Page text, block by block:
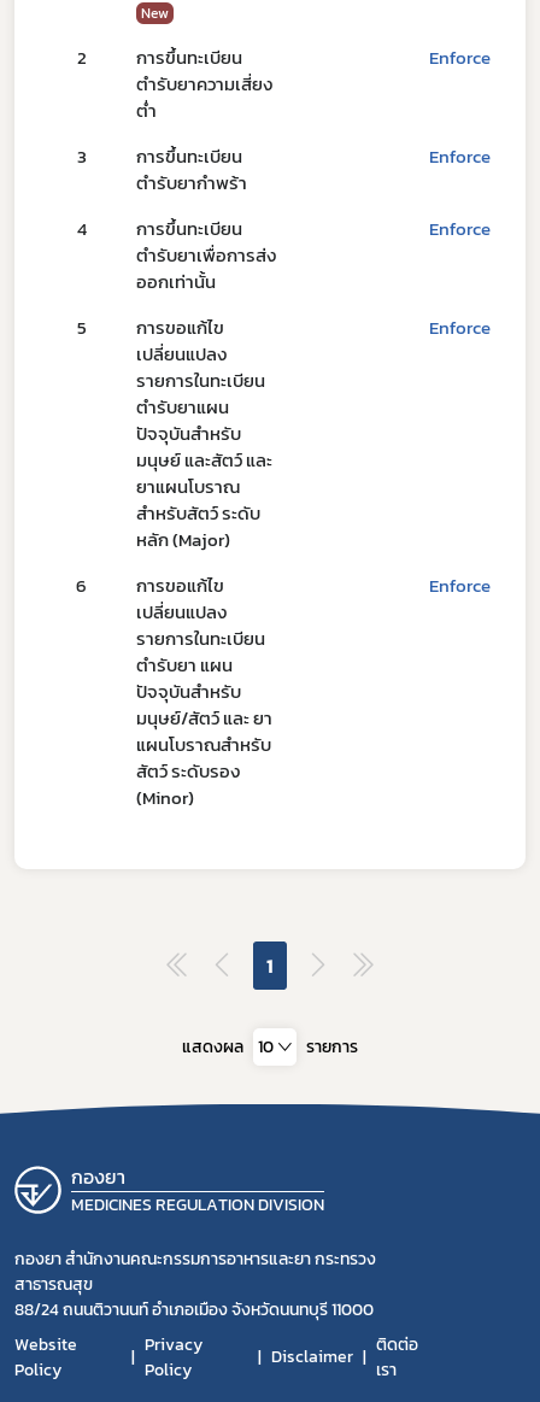
New
2
การขึ้นทะเบียน
ตำรับยาความเสี่ยง
ต่ำ
Enforce
3
การขึ้นทะเบียน
ตำรับยากำพร้า
Enforce
4
การขึ้นทะเบียน
ตำรับยาเพื่อการส่ง
ออกเท่านั้น
Enforce
5
การขอแก้ไข
เปลี่ยนแปลง
รายการในทะเบียน
ตำรับยาแผน
ปัจจุบันสำหรับ
มนุษย์ และสัตว์ และ
ยาแผนโบราณ
สำหรับสัตว์ ระดับ
หลัก (Major)
Enforce
6
การขอแก้ไข
เปลี่ยนแปลง
รายการในทะเบียน
ตำรับยา แผน
ปัจจุบันสำหรับ
มนุษย์/สัตว์ และ ยา
แผนโบราณสำหรับ
สัตว์ ระดับรอง
(Minor)
Enforce
1
แสดงผล 10 รายการ
กองยา
MEDICINES REGULATION DIVISION
กองยา สำนักงานคณะกรรมการอาหารและยา กระทรวง
สาธารณสุข
88/24 ถนนติวานนท์ อำเภอเมือง จังหวัดนนทบุรี 11000
Website
Policy
Privacy
Policy
Disclaimer
ติดต่อ
เรา
Subscribe
เลือกหัวข้อที่ท่านต้องการ Subscribe
ดาวรุ่ง